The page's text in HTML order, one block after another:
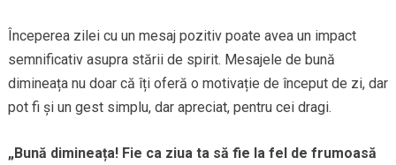
Începerea zilei cu un mesaj pozitiv poate avea un impact
semnificativ asupra stării de spirit. Mesajele de bună
dimineața nu doar că îți oferă o motivație de început de zi, dar
pot fi și un gest simplu, dar apreciat, pentru cei dragi.
„Bună dimineața! Fie ca ziua ta să fie la fel de frumoasă